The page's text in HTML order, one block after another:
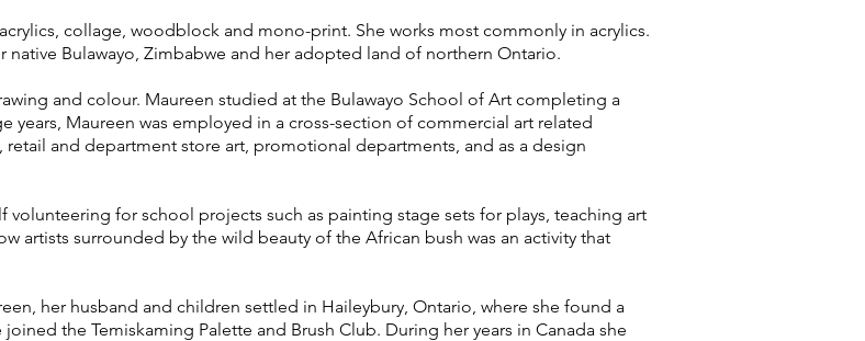
collage, woodblock and mono-print. She works most commonly in acrylics.
Bulawayo, Zimbabwe and her adopted land of northern Ontario.
and colour. Maureen studied at the Bulawayo School of Art completing a
years, Maureen was employed in a cross-section of commercial art related
and department store art, promotional departments, and as a design
for school projects such as painting stage sets for plays, teaching art
artists surrounded by the wild beauty of the African bush was an activity that
her husband and children settled in Haileybury, Ontario, where she found a
the Temiskaming Palette and Brush Club. During her years in Canada she